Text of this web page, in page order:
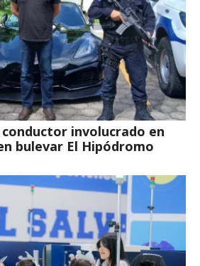
involucrado en
bulevar El Hipódromo